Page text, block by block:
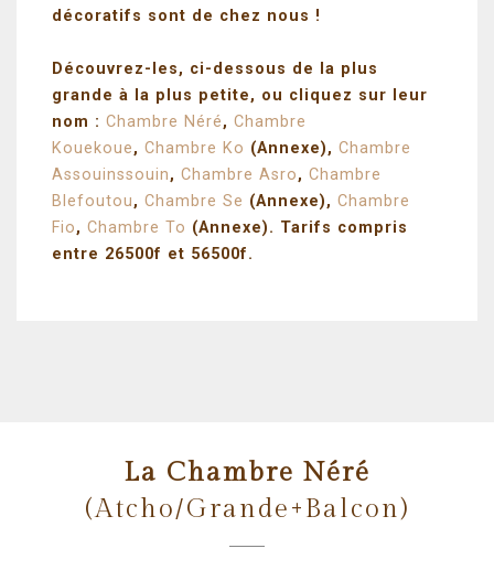
décoratifs sont de chez nous !
Découvrez-les, ci-dessous de la plus
grande à la plus petite, ou cliquez sur leur
nom : Chambre Néré, Chambre
Kouekoue, Chambre Ko (Annexe), Chambre
Assouinssouin, Chambre Asro, Chambre
Blefoutou, Chambre Se (Annexe), Chambre
Fio, Chambre To (Annexe). Tarifs compris
entre 26500f et 56500f.
La Chambre Néré
(Atcho/Grande+Balcon)